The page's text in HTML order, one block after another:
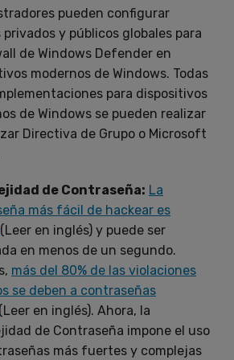
pueden configurar
y públicos globales para
de Windows Defender en
modernos de Windows. Todas
para dispositivos
de Windows se pueden realizar
Directiva de Grupo o Microsoft
de Contraseña: La
más fácil de hackear es
(Leer en inglés) y puede ser
en menos de un segundo.
más del 80% de las violaciones
se deben a contraseñas
(Leer en inglés). Ahora, la
de Contraseña impone el uso
más fuertes y complejas